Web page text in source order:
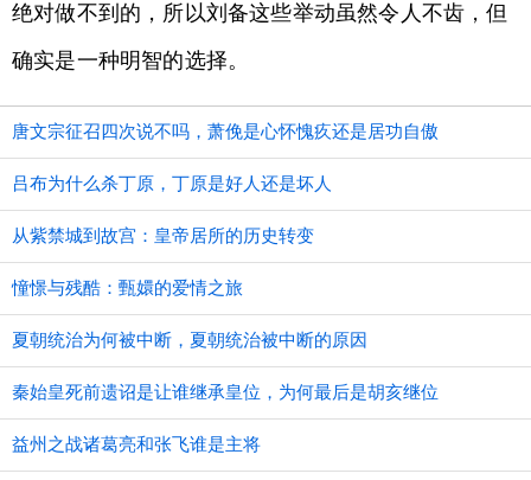
绝对做不到的，所以刘备这些举动虽然令人不齿，但
确实是一种明智的选择。
唐文宗征召四次说不吗，萧俛是心怀愧疚还是居功自傲
吕布为什么杀丁原，丁原是好人还是坏人
从紫禁城到故宫：皇帝居所的历史转变
憧憬与残酷：甄嬛的爱情之旅
夏朝统治为何被中断，夏朝统治被中断的原因
秦始皇死前遗诏是让谁继承皇位，为何最后是胡亥继位
益州之战诸葛亮和张飞谁是主将